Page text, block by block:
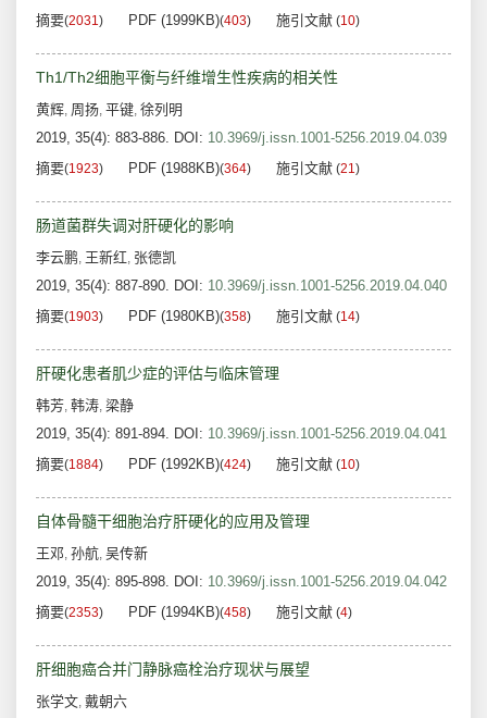
摘要(2031) PDF (1999KB)(403) 施引文献 (10)
Th1/Th2细胞平衡与纤维增生性疾病的相关性
黄辉, 周扬, 平键, 徐列明
2019, 35(4): 883-886. DOI: 10.3969/j.issn.1001-5256.2019.04.039
摘要(1923) PDF (1988KB)(364) 施引文献 (21)
肠道菌群失调对肝硬化的影响
李云鹏, 王新红, 张德凯
2019, 35(4): 887-890. DOI: 10.3969/j.issn.1001-5256.2019.04.040
摘要(1903) PDF (1980KB)(358) 施引文献 (14)
肝硬化患者肌少症的评估与临床管理
韩芳, 韩涛, 梁静
2019, 35(4): 891-894. DOI: 10.3969/j.issn.1001-5256.2019.04.041
摘要(1884) PDF (1992KB)(424) 施引文献 (10)
自体骨髓干细胞治疗肝硬化的应用及管理
王邓, 孙航, 吴传新
2019, 35(4): 895-898. DOI: 10.3969/j.issn.1001-5256.2019.04.042
摘要(2353) PDF (1994KB)(458) 施引文献 (4)
肝细胞癌合并门静脉癌栓治疗现状与展望
张学文, 戴朝六